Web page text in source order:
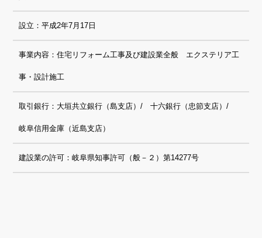
設立：平成2年7月17日
事業内容：住宅リフォーム工事及び建設業全般 エクステリア工
事・設計施工
取引銀行：大垣共立銀行（島支店）/ 十六銀行（忠節支店）/
岐阜信用金庫（近島支店）
建設業の許可：岐阜県知事許可（般－２）第14277号